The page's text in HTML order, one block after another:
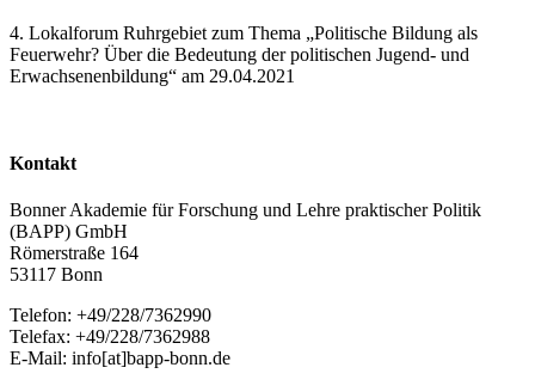
4. Lokalforum Ruhrgebiet zum Thema „Politische Bildung als
Feuerwehr? Über die Bedeutung der politischen Jugend- und
Erwachsenenbildung“ am 29.04.2021
Kontakt
Bonner Akademie für Forschung und Lehre praktischer Politik
(BAPP) GmbH
Römerstraße 164
53117 Bonn
Telefon: +49/228/7362990
Telefax: +49/228/7362988
E-Mail: info[at]bapp-bonn.de